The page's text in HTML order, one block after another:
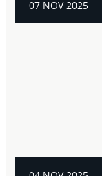
07 NOV 2025